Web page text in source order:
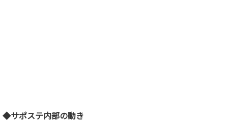
◆サポステ内部の動き